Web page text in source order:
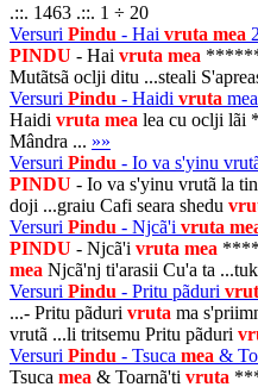
.::. 1463 .::. 1 ÷ 20
Versuri Pindu - Hai vruta mea
PINDU - Hai vruta mea
Mutãtsã oclji ditu ...steali
Versuri Pindu - Haidi vruta
Haidi vruta mea lea cu oclji
Mândra ... »»
Versuri Pindu - Io va s'yinu
PINDU - Io va s'yinu vrutã
doji ...graiu Cafi seara shedu
Versuri Pindu - Njcã'i vruta
PINDU - Njcã'i vruta mea
mea Njcã'nj ti'arasii Cu'a ta
Versuri Pindu - Pritu pãduri
...- Pritu pãduri vruta ma
vrutã ...li tritsemu Pritu pãduri
Versuri Pindu - Tsuca mea &
Tsuca mea & Toarnã'ti vruta